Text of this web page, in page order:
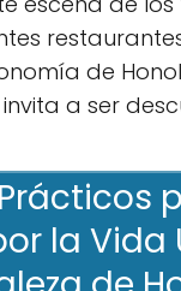
de
​a ser
la Vida